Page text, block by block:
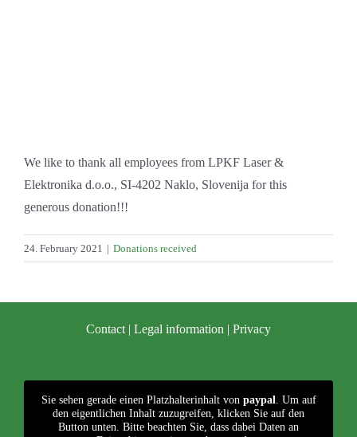
We like to thank all employees from LPKF Laser &
Elektronika d.o.o., SI-4202 Naklo, Slovenija for this
generous donation!!!
24. February 2021 | Donations received
Contact | Legal information | Privacy
Sie sehen gerade einen Platzhalterinhalt von paypal. Um auf
den eigentlichen Inhalt zuzugreifen, klicken Sie auf den
Button unten. Bitte beachten Sie, dass dabei Daten an